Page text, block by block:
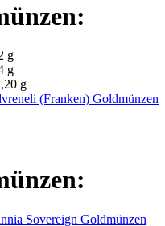
g
g
g
(Franken) Goldmünzen
Sovereign Goldmünzen